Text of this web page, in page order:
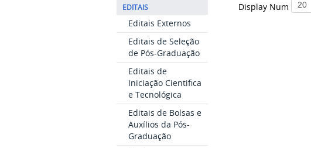
EDITAIS
Editais Externos
Editais de Seleção
de Pós-Graduação
Editais de
Iniciação Cientifica
e Tecnológica
Editais de Bolsas e
Auxílios da Pós-
Graduação
Display Num